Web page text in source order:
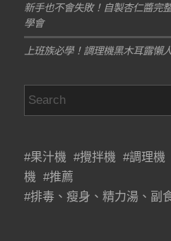
新手也不會失敗！自製杏仁醬完
學會
上班族必學！調理機黑木耳露懶
#果汁機 #攪拌機 #調理機
機 #推薦
#排毒、瘦身、精力湯、副